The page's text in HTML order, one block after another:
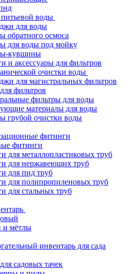
воды
для воды
обратного осмоса
для воды под мойку
кувшины
и аксессуары для фильтров
очистки воды
для магистральных фильтров
фильтров
фильтры для воды
материалы для воды
грубой очистки воды
фитинги
фитинги
для металлопластиковых труб
для нержавеющих труб
для пнд труб
для полипропиленовых труб
для стальных труб
и мётлы
инвентарь для сада
садовых тачек